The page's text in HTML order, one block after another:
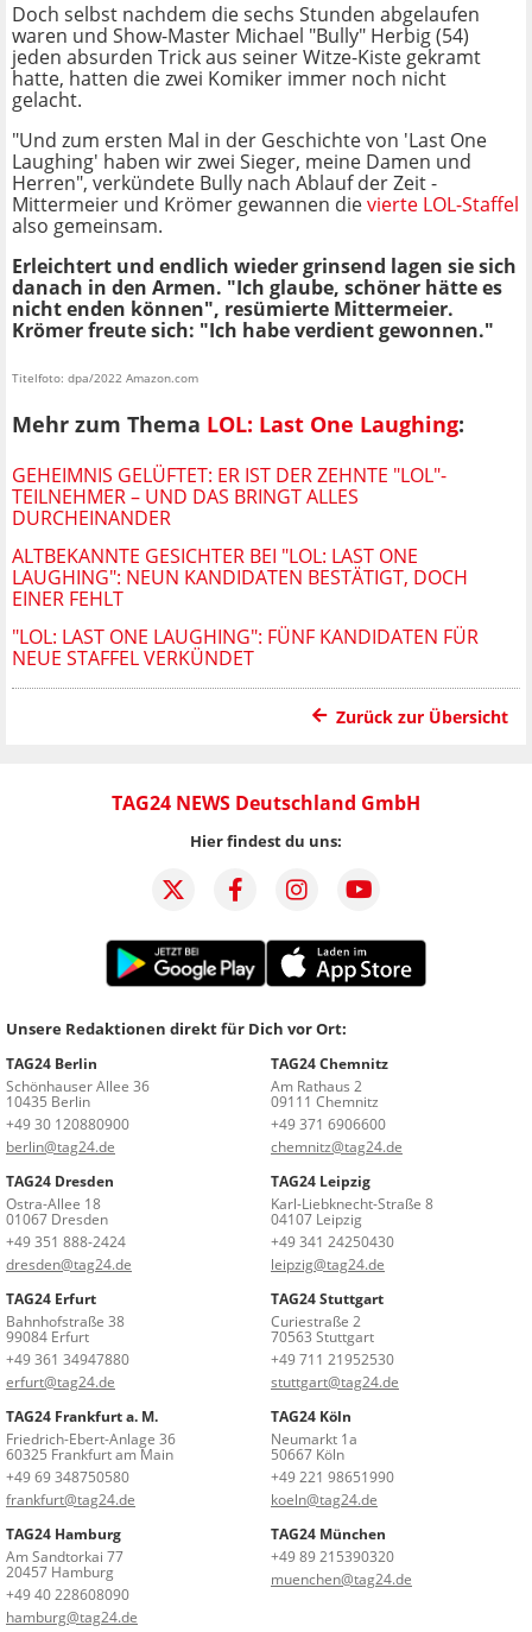
Doch selbst nachdem die sechs Stunden abgelaufen
waren und Show-Master Michael "Bully" Herbig (54)
jeden absurden Trick aus seiner Witze-Kiste gekramt
hatte, hatten die zwei Komiker immer noch nicht
gelacht.
"Und zum ersten Mal in der Geschichte von 'Last One
Laughing' haben wir zwei Sieger, meine Damen und
Herren", verkündete Bully nach Ablauf der Zeit -
Mittermeier und Krömer gewannen dievierte LOL-Staffel
also gemeinsam.
Erleichtert und endlich wieder grinsend lagen sie sich
danach in den Armen. "Ich glaube, schöner hätte es
nicht enden können", resümierte Mittermeier.
Krömer freute sich: "Ich habe verdient gewonnen."
Titelfoto: dpa/2022 Amazon.com
Mehr zum Thema LOL: Last One Laughing:
GEHEIMNIS GELÜFTET: ER IST DER ZEHNTE "LOL"-
TEILNEHMER – UND DAS BRINGT ALLES
DURCHEINANDER
ALTBEKANNTE GESICHTER BEI "LOL: LAST ONE
LAUGHING": NEUN KANDIDATEN BESTÄTIGT, DOCH
EINER FEHLT
"LOL: LAST ONE LAUGHING": FÜNF KANDIDATEN FÜR
NEUE STAFFEL VERKÜNDET
Zurück zur Übersicht
TAG24 NEWS Deutschland GmbH
Hier findest du uns:
Unsere Redaktionen direkt für Dich vor Ort:
TAG24 Berlin
Schönhauser Allee 36
10435 Berlin
+49 30 120880900
berlin@tag24.de
TAG24 Chemnitz
Am Rathaus 2
09111 Chemnitz
+49 371 6906600
chemnitz@tag24.de
TAG24 Dresden
Ostra-Allee 18
01067 Dresden
+49 351 888-2424
dresden@tag24.de
TAG24 Leipzig
Karl-Liebknecht-Straße 8
04107 Leipzig
+49 341 24250430
leipzig@tag24.de
TAG24 Erfurt
Bahnhofstraße 38
99084 Erfurt
+49 361 34947880
erfurt@tag24.de
TAG24 Stuttgart
Curiestraße 2
70563 Stuttgart
+49 711 21952530
stuttgart@tag24.de
TAG24 Frankfurt a. M.
Friedrich-Ebert-Anlage 36
60325 Frankfurt am Main
+49 69 348750580
frankfurt@tag24.de
TAG24 Köln
Neumarkt 1a
50667 Köln
+49 221 98651990
koeln@tag24.de
TAG24 Hamburg
Am Sandtorkai 77
20457 Hamburg
+49 40 228608090
hamburg@tag24.de
TAG24 München
+49 89 215390320
muenchen@tag24.de